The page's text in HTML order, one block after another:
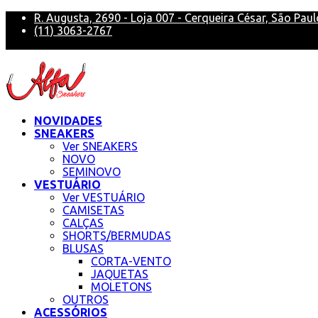
R. Augusta, 2690 - Loja 007 - Cerqueira César, São
(11) 3063-2767
NOVIDADES
SNEAKERS
Ver SNEAKERS
NOVO
SEMINOVO
VESTUÁRIO
Ver VESTUÁRIO
CAMISETAS
CALÇAS
SHORTS/BERMUDAS
BLUSAS
CORTA-VENTO
JAQUETAS
MOLETONS
OUTROS
ACESSÓRIOS